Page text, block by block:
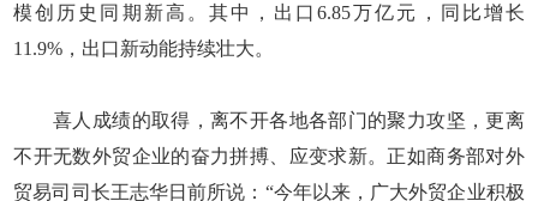
模创历史同期新高。其中，出口6.85万亿元，同比增长
11.9%，出口新动能持续壮大。
喜人成绩的取得，离不开各地各部门的聚力攻坚，更离
不开无数外贸企业的奋力拼搏、应变求新。正如商务部对外
贸易司司长王志华日前所说：“今年以来，广大外贸企业积极